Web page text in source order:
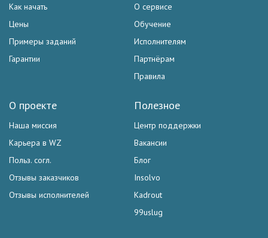
Как начать
Цены
Примеры заданий
Гарантии
О сервисе
Обучение
Исполнителям
Партнёрам
Правила
Полезное
Центр поддержки
Вакансии
Блог
Insolvo
Kadrout
99uslug
О проекте
Наша миссия
Карьера в WZ
Польз. согл.
Отзывы заказчиков
Отзывы исполнителей